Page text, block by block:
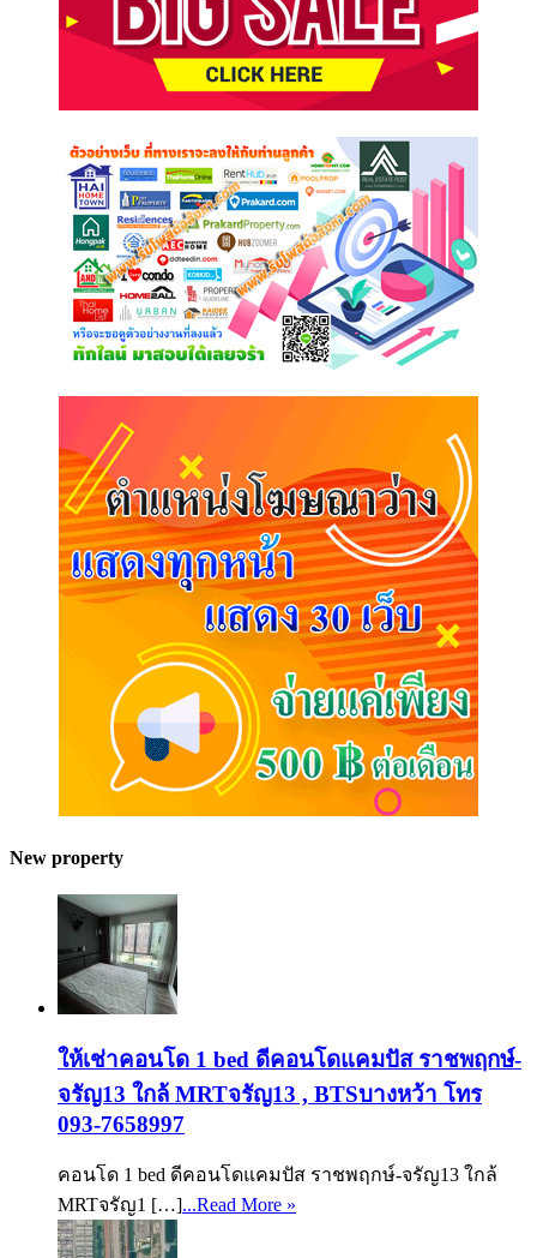
New property
ให้เช่าคอนโด 1 bed ดีคอนโดแคมปัส ราชพฤกษ์-
จรัญ13 ใกล้ MRTจรัญ13 , BTSบางหว้า โทร
093-7658997
คอนโด 1 bed ดีคอนโดแคมปัส ราชพฤกษ์-จรัญ13 ใกล้
MRTจรัญ1 […]...Read More »